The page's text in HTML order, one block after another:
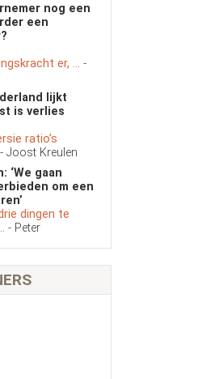
nog een
een
er, ... -
lijkt
is verlies
ratio’s
- Joost Kreulen
‘We gaan
om een
dingen te
- Peter